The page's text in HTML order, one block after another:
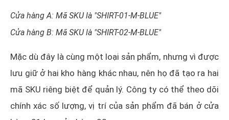
Cửa hàng A: Mã SKU là "SHIRT-01-M-BLUE"
Cửa hàng B: Mã SKU là "SHIRT-02-M-BLUE"
Mặc dù đây là cùng một loại sản phẩm, nhưng vì được
lưu giữ ở hai kho hàng khác nhau, nên họ đã tạo ra hai
mã SKU riêng biệt để quản lý. Công ty có thể theo dõi
chính xác số lượng, vị trí của sản phẩm đã bán ở cửa